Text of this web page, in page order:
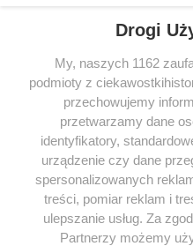
SERWIS
SPOŁECZNOŚĆ
WSPÓŁPRACA
KONTAKT
Drogi
My, naszych 1162
podmioty z
przechowujemy
przetwarzamy dane
identyfikatory,
urządzenie czy dane
spersonalizowanych
treści, pomiar reklam i
ulepszanie usług. Za
Partnerzy możemy